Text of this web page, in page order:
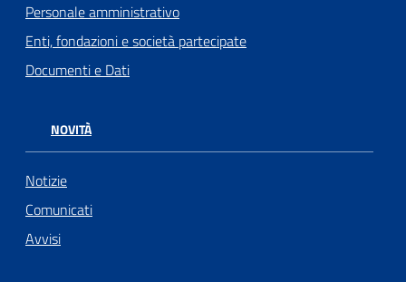
Personale amministrativo
Enti, fondazioni e società partecipate
Documenti e Dati
NOVITÀ
Notizie
Comunicati
Avvisi